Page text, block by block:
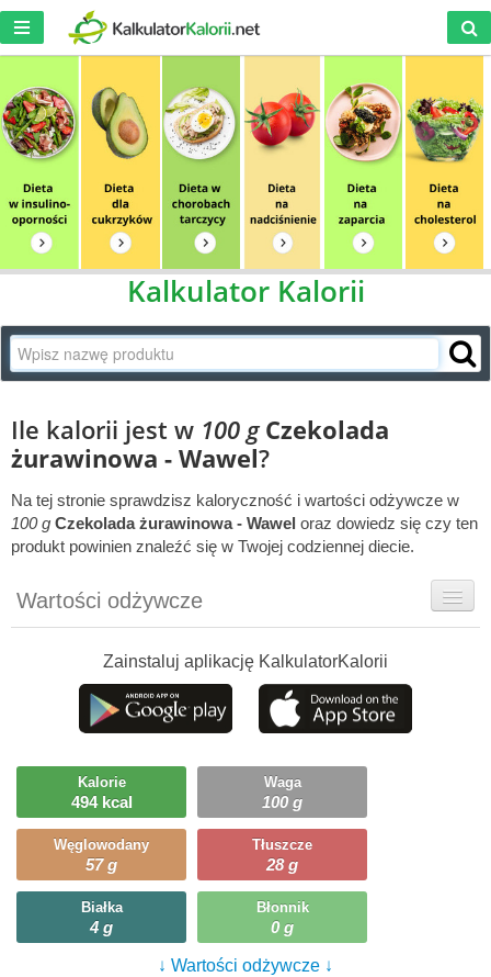
Kalkulator Kalorii
Ile kalorii jest w 100 g Czekolada
żurawinowa - Wawel?
Na tej stronie sprawdzisz kaloryczność i wartości odżywcze w
100 g Czekolada żurawinowa - Wawel oraz dowiedz się czy ten
produkt powinien znaleźć się w Twojej codziennej diecie.
Wartości odżywcze
Szczegółówe informacje
Ciekawostki
Ile możesz zjeść?
Zainstaluj aplikację KalkulatorKalorii
Kalorie
494 kcal
Waga
100 g
Węglowodany
57 g
Tłuszcze
28 g
Białka
4 g
Błonnik
0 g
↓ Wartości odżywcze ↓